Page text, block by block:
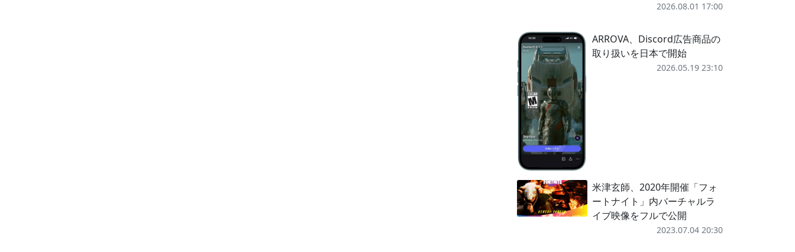
2026.08.01 17:00
ARROVA、Discord広告商品の
取り扱いを日本で開始
2026.05.19 23:10
米津玄師、2020年開催「フォ
ートナイト」内バーチャルラ
イブ映像をフルで公開
2023.07.04 20:30